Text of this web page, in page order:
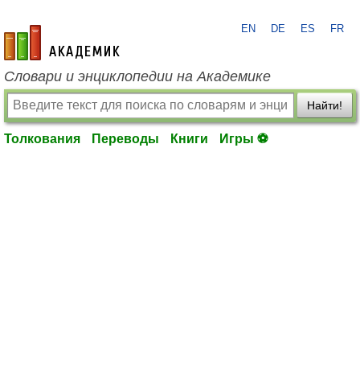
academic.ru
EN DE ES FR
Словари и энциклопедии на Академике
Найти!
Толкования Переводы Книги Игры ⚽